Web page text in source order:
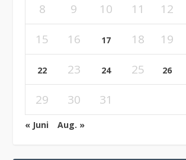
8
9 10 11 12
15
16 17 18 19
22 23 24 25 26
29
30 31
« Juni Aug. »